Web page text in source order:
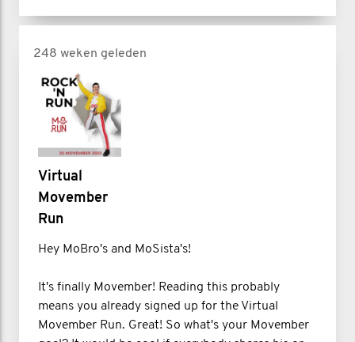
248 weken geleden
Virtual
Movember
Run
Hey MoBro's and MoSista's!
It's finally Movember! Reading this probably
means you already signed up for the Virtual
Movember Run. Great! So what's your Movember